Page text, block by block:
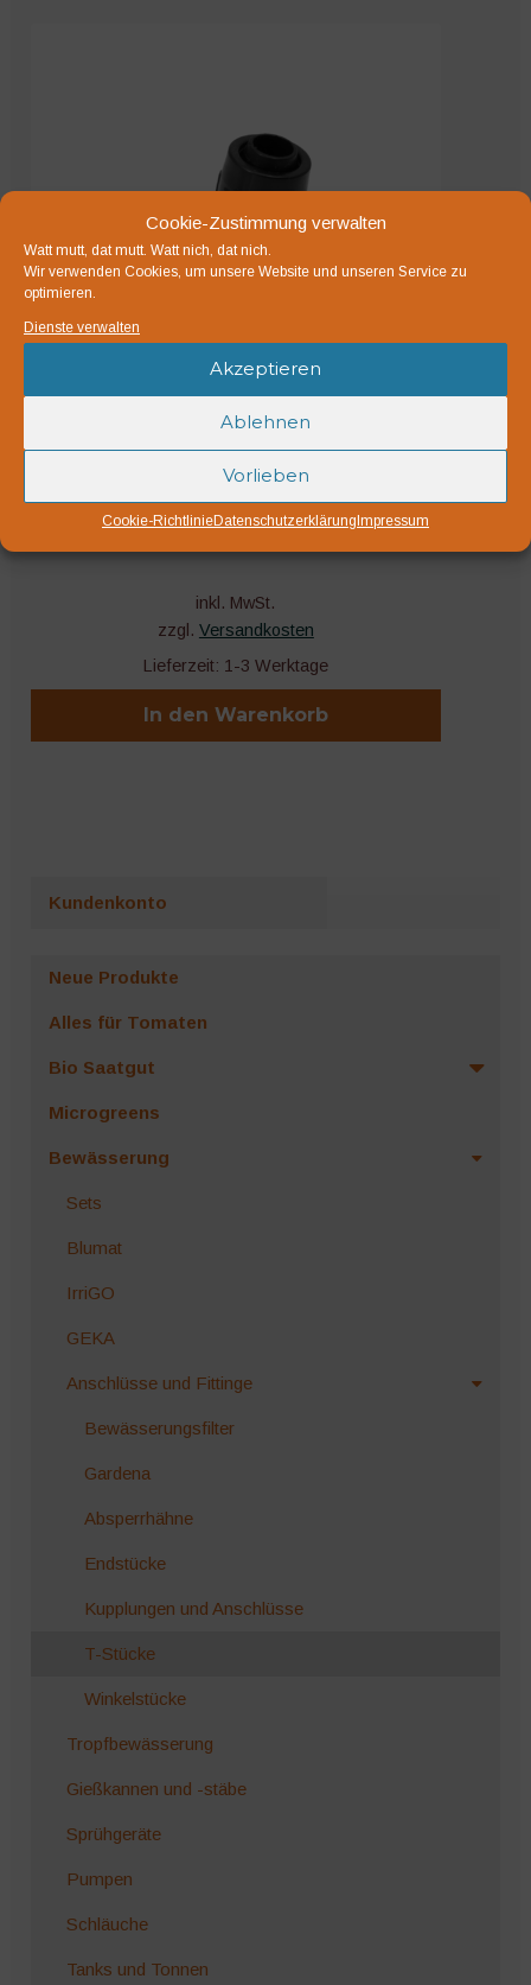
Cookie-Zustimmung verwalten
Watt mutt, dat mutt. Watt nich, dat nich.
Wir verwenden Cookies, um unsere Website und unseren Service zu
optimieren.
Dienste verwalten
Akzeptieren
Ablehnen
Vorlieben
Cookie-RichtlinieDatenschutzerklärungImpressum
20 mm PE-easy-Dreiwegestück
2,70€
inkl. MwSt.
zzgl. Versandkosten
Lieferzeit: 1-3 Werktage
In den Warenkorb
Kundenkonto
Neue Produkte
Alles für Tomaten
Bio Saatgut
Microgreens
Bewässerung
Sets
Blumat
IrriGO
GEKA
Anschlüsse und Fittinge
Bewässerungsfilter
Gardena
Absperrhähne
Endstücke
Kupplungen und Anschlüsse
T-Stücke
Winkelstücke
Tropfbewässerung
Gießkannen und -stäbe
Sprühgeräte
Pumpen
Schläuche
Tanks und Tonnen